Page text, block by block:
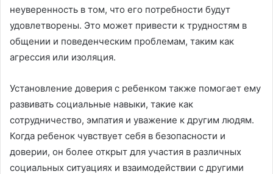
неуверенность в том, что его потребности будут
удовлетворены. Это может привести к трудностям в
общении и поведенческим проблемам, таким как
агрессия или изоляция.
Установление доверия с ребенком также помогает ему
развивать социальные навыки, такие как
сотрудничество, эмпатия и уважение к другим людям.
Когда ребенок чувствует себя в безопасности и
доверии, он более открыт для участия в различных
социальных ситуациях и взаимодействии с другими